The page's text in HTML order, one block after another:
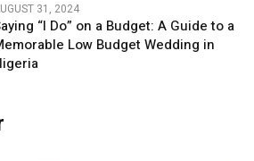
31, 2024
“I Do” on a Budget: A Guide to a
Low Budget Wedding in